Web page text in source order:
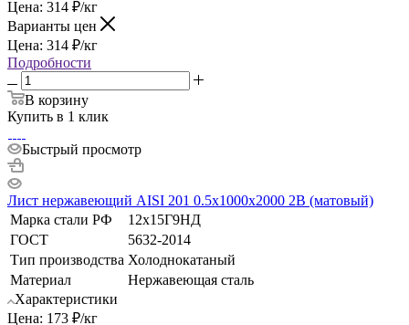
Цена: 314 ₽/кг
Варианты цен
Цена: 314 ₽/кг
Подробности
В корзину
Купить в 1 клик
Быстрый просмотр
Лист нержавеющий AISI 201 0.5х1000х2000 2B (матовый)
Марка стали РФ
12х15Г9НД
ГОСТ
5632-2014
Тип производства Холоднокатаный
Материал
Нержавеющая сталь
Характеристики
Цена: 173 ₽/кг